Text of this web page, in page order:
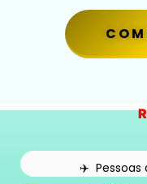
✈️ Pessoas